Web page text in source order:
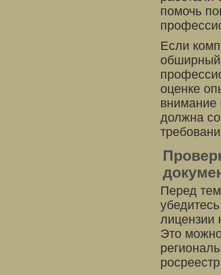
помочь
Если
обширный
оценке
внимание
должна
Перед
лицензии
Это